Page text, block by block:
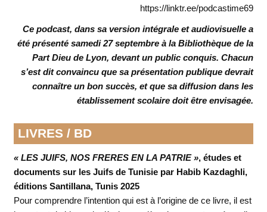
https://linktr.ee/podcastime69
Ce podcast, dans sa version intégrale et audiovisuelle a
été présenté samedi 27 septembre à la Bibliothèque de la
Part Dieu de Lyon, devant un public conquis. Chacun
s’est dit convaincu que sa présentation publique devrait
connaître un bon succès, et que sa diffusion dans les
établissement scolaire doit être envisagée.
LIVRES / BD
« LES JUIFS, NOS FRERES EN LA PATRIE », études et
documents sur les Juifs de Tunisie par Habib Kazdaghli,
éditions Santillana, Tunis 2025
Pour comprendre l’intention qui est à l’origine de ce livre, il est